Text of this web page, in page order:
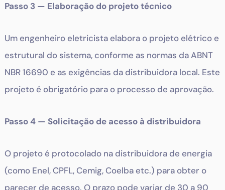
Passo 3 — Elaboração do projeto técnico
Um engenheiro eletricista elabora o projeto elétrico e
estrutural do sistema, conforme as normas da ABNT
NBR 16690 e as exigências da distribuidora local. Este
projeto é obrigatório para o processo de aprovação.
Passo 4 — Solicitação de acesso à distribuidora
O projeto é protocolado na distribuidora de energia
(como Enel, CPFL, Cemig, Coelba etc.) para obter o
parecer de acesso. O prazo pode variar de 30 a 90